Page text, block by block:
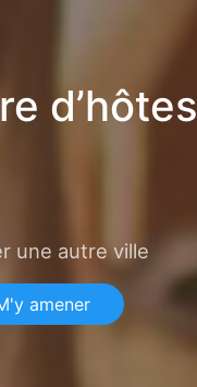
d’hôtes
une autre ville
amener